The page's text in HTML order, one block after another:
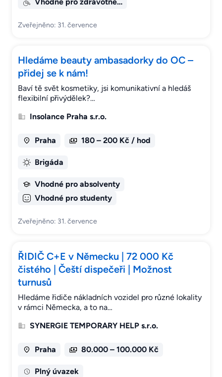
Vhodné pro zdravotně…
Zveřejněno: 31. července
Hledáme beauty ambasadorky do OC –
přidej se k nám!
Baví tě svět kosmetiky, jsi komunikativní a hledáš
flexibilní přivýdělek?…
Insolance Praha s.r.o.
Praha 180 – 200 Kč / hod
Brigáda
Vhodné pro absolventy
Vhodné pro studenty
Zveřejněno: 31. července
ŘIDIČ C+E v Německu | 72 000 Kč
čistého | Čeští dispečeři | Možnost
turnusů
Hledáme řidiče nákladních vozidel pro různé lokality
v rámci Německa, a to na…
SYNERGIE TEMPORARY HELP s.r.o.
Praha 80.000 – 100.000 Kč
Plný úvazek